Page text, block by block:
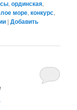
,ординская,
море,конкурс,
|Добавить